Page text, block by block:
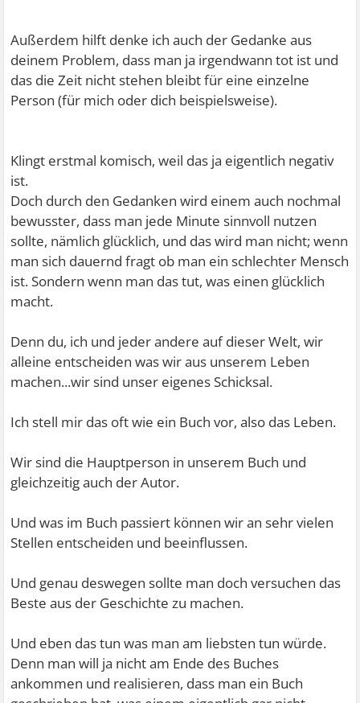
Außerdem hilft denke ich auch der Gedanke aus
deinem Problem, dass man ja irgendwann tot ist und
das die Zeit nicht stehen bleibt für eine einzelne
Person (für mich oder dich beispielsweise).
Klingt erstmal komisch, weil das ja eigentlich negativ
ist.
Doch durch den Gedanken wird einem auch nochmal
bewusster, dass man jede Minute sinnvoll nutzen
sollte, nämlich glücklich, und das wird man nicht; wenn
man sich dauernd fragt ob man ein schlechter Mensch
ist. Sondern wenn man das tut, was einen glücklich
macht.
Denn du, ich und jeder andere auf dieser Welt, wir
alleine entscheiden was wir aus unserem Leben
machen...wir sind unser eigenes Schicksal.
Ich stell mir das oft wie ein Buch vor, also das Leben.
Wir sind die Hauptperson in unserem Buch und
gleichzeitig auch der Autor.
Und was im Buch passiert können wir an sehr vielen
Stellen entscheiden und beeinflussen.
Und genau deswegen sollte man doch versuchen das
Beste aus der Geschichte zu machen.
Und eben das tun was man am liebsten tun würde.
Denn man will ja nicht am Ende des Buches
ankommen und realisieren, dass man ein Buch